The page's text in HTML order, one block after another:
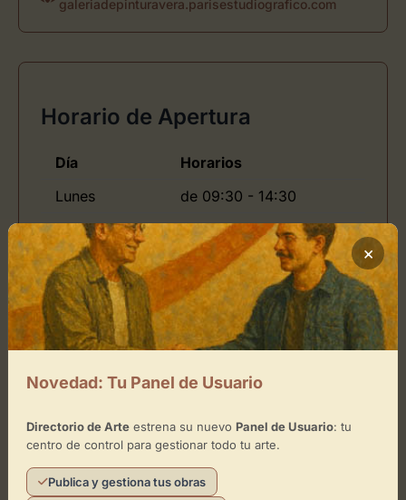
galeriadepinturavera.parisestudiografico.com
Horario de Apertura
Día
Horarios
Lunes
de 09:30 - 14:30
Martes
de 09:30 - 14:30
Jueves
de 09:30 - 17:00
Viernes
de 09:30 - 14:30
Domingo
de -
-París Estudio Gráfico
Cómo llegar
×
Novedad: Tu Panel de Usuario
Directorio de Arteestrena su nuevo Panel de Usuario: tu
centro de control para gestionar todo tu arte.
Publica y gestiona tus obras